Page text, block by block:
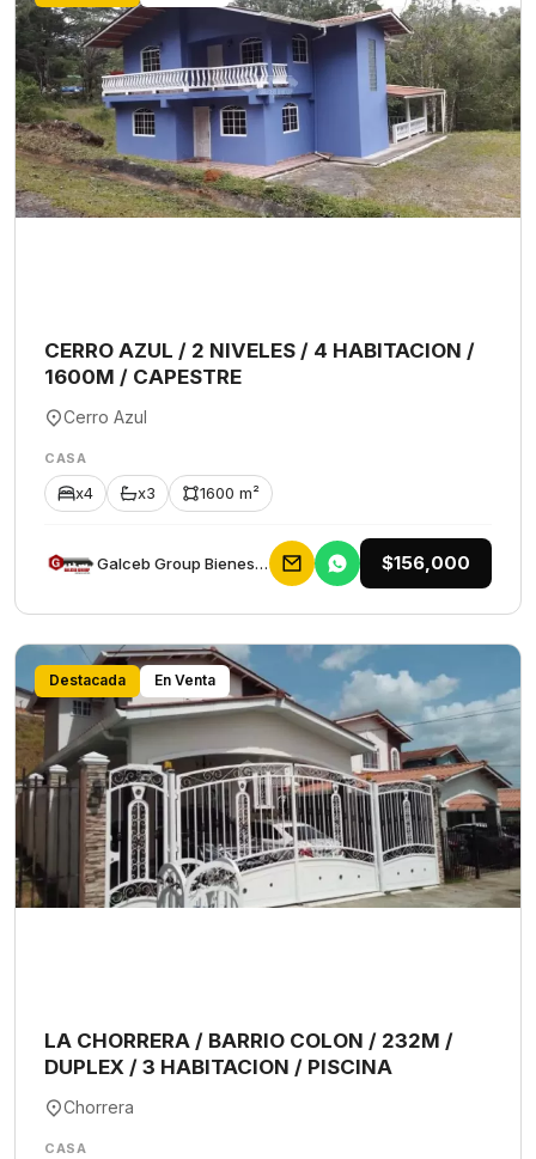
CERRO AZUL / 2 NIVELES / 4 HABITACION /
1600M / CAPESTRE
Cerro Azul
CASA
x4 x3 1600 m²
Galceb Group Bienes Raices $156,000
Destacada En Venta
LA CHORRERA / BARRIO COLON / 232M /
DUPLEX / 3 HABITACION / PISCINA
Chorrera
CASA